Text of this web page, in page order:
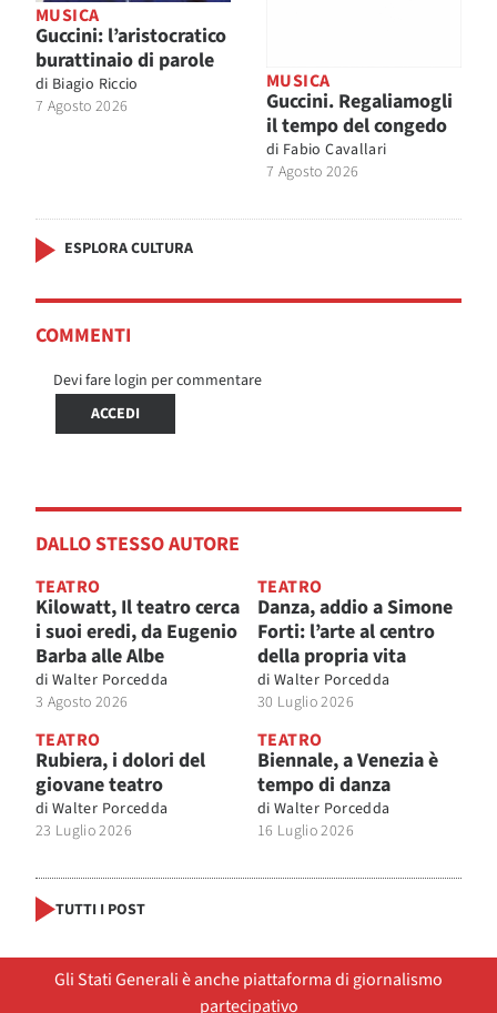
MUSICA
Guccini: l’aristocratico
burattinaio di parole
di Biagio Riccio
7 Agosto 2026
MUSICA
Guccini. Regaliamogli
il tempo del congedo
di Fabio Cavallari
7 Agosto 2026
ESPLORA CULTURA
COMMENTI
Devi fare login per commentare
ACCEDI
DALLO STESSO AUTORE
TEATRO
Kilowatt, Il teatro cerca
i suoi eredi, da Eugenio
Barba alle Albe
di Walter Porcedda
3 Agosto 2026
TEATRO
Danza, addio a Simone
Forti: l’arte al centro
della propria vita
di Walter Porcedda
30 Luglio 2026
TEATRO
Rubiera, i dolori del
giovane teatro
di Walter Porcedda
23 Luglio 2026
TEATRO
Biennale, a Venezia è
tempo di danza
di Walter Porcedda
16 Luglio 2026
TUTTI I POST
Gli Stati Generali è anche piattaforma di giornalismo
partecipativo